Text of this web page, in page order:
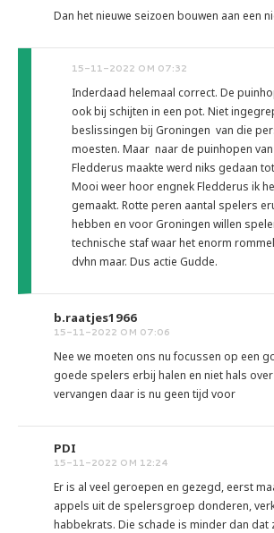
Dan het nieuwe seizoen bouwen aan een
15-11-2022 OM 07:32
Inderdaad helemaal correct. De
ook bij schijten in een pot. Niet
beslissingen bij Groningen van die
moesten. Maar naar de puinhopen
Fledderus maakte werd niks gedaan
Mooi weer hoor engnek Fledderus ik
gemaakt. Rotte peren aantal spelers
hebben en voor Groningen willen
technische staf waar het enorm
dvhn maar. Dus actie Gudde.
b.raatjes1966
15-11-2022 OM 07:06
Nee we moeten ons nu focussen op een
goede spelers erbij halen en niet hals
vervangen daar is nu geen tijd voor
PDI
15-11-2022 OM 12:24
Er is al veel geroepen en gezegd, eerst
appels uit de spelersgroep donderen,
habbekrats. Die schade is minder dan dat